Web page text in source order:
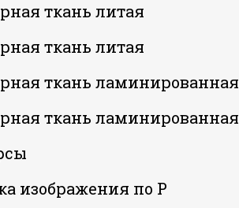
ткань литая
ткань литая
ткань ламинированная
ткань ламинированная
изображения по Р